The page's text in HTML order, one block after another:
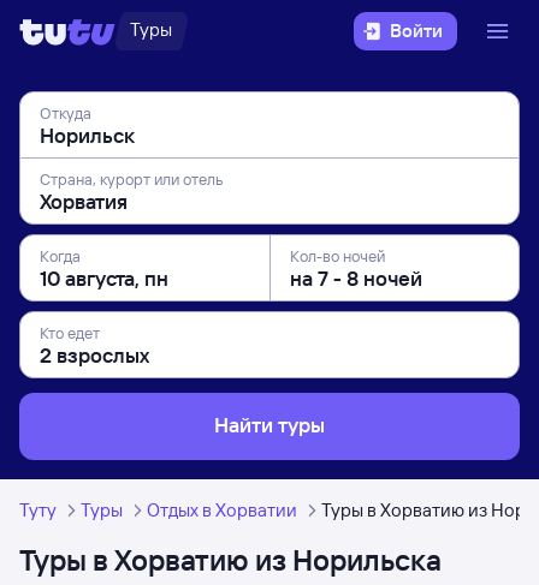
Туры Войти
Откуда
Страна, курорт или отель
Когда Кол-во ночей
Кто едет
Найти туры
Туту Туры Отдых в Хорватии Туры в Хорватию из
Туры в Хорватию из Норильска